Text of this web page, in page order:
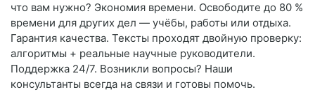
что вам нужно? Экономия времени. Освободите до 80 %
времени для других дел — учёбы, работы или отдыха.
Гарантия качества. Тексты проходят двойную проверку:
алгоритмы + реальные научные руководители.
Поддержка 24/7. Возникли вопросы? Наши
консультанты всегда на связи и готовы помочь.